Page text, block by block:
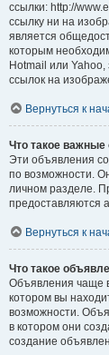
ссылки: http://
ссылку ни на
является
которым
Hotmail или
ссылок на
Вернуться к
Что такое
Эти объявления
по возможности.
личном разделе.
предоставляются
Вернуться к
Что такое
Объявления чаще
котором вы
возможности.
в котором они
создание